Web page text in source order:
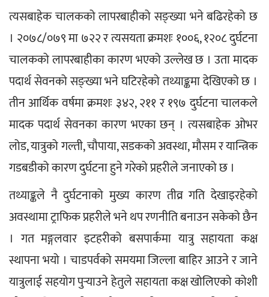
त्यसबाहेक चालकको लापरबाहीको सङ्ख्या भने बढिरहेको छ
। २०७८/०७९ मा ७२२ र त्यसयता क्रमशः १००६, १२०८ दुर्घटना
चालकको लापरबाहीका कारण भएको उल्लेख छ । उता मादक
पदार्थ सेवनको सङ्ख्या भने घटिरहेको तथ्याङ्कमा देखिएको छ ।
तीन आर्थिक वर्षमा क्रमशः ३४२, २११ र १९७ दुर्घटना चालकले
मादक पदार्थ सेवनका कारण भएका छन् । त्यसबाहेक ओभर
लोड, यात्रुको गल्ती, चौपाया, सडकको अवस्था, मौसम र यान्त्रिक
गडबडीको कारण दुर्घटना हुने गरेको प्रहरीले जनाएको छ ।
तथ्याङ्कले नै दुर्घटनाको मुख्य कारण तीव्र गति देखाइरहेको
अवस्थामा ट्राफिक प्रहरीले भने थप रणनीति बनाउन सकेको छैन
। गत मङ्गलवार इटहरीको बसपार्कमा यात्रु सहायता कक्ष
स्थापना भयो । चाडपर्वको समयमा जिल्ला बाहिर आउने र जाने
यात्रुलाई सहयोग पुर्‍याउने हेतुले सहायता कक्ष खोलिएको कोशी